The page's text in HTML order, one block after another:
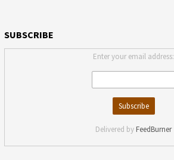
SUBSCRIBE
Enter your email address:
Delivered by FeedBurner